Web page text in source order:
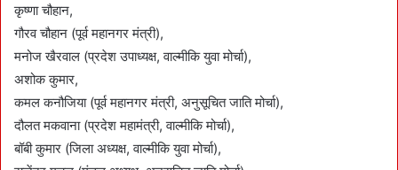
कृष्णा चौहान,
गौरव चौहान (पूर्व महानगर मंत्री),
मनोज खैरवाल (प्रदेश उपाध्यक्ष, वाल्मीकि युवा मोर्चा),
अशोक कुमार,
कमल कनौजिया (पूर्व महानगर मंत्री, अनुसूचित जाति मोर्चा),
दौलत मकवाना (प्रदेश महामंत्री, वाल्मीकि मोर्चा),
बॉबी कुमार (जिला अध्यक्ष, वाल्मीकि युवा मोर्चा),